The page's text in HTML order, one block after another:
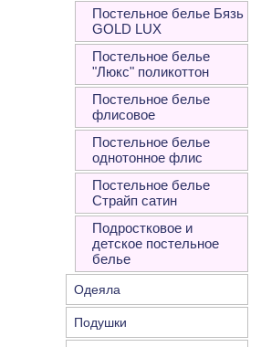
Постельное белье Бязь
GOLD LUX
Постельное белье
"Люкс" поликоттон
Постельное белье
флисовое
Постельное белье
однотонное флис
Постельное белье
Страйп сатин
Подростковое и
детское постельное
белье
Одеяла
Подушки